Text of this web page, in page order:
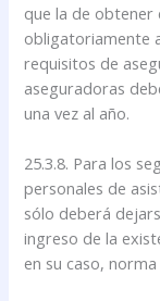
que la de obtener
obligatoriamente
requisitos de
aseguradoras
una vez al año.
25.3.8. Para los
personales de
sólo deberá
ingreso de la
en su caso,